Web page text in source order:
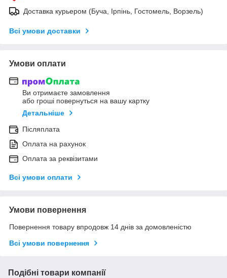
Доставка курьером (Буча, Ірпінь, Гостомель, Ворзель)
Всі умови доставки
Умови оплати
Ви отримаєте замовлення
або гроші повернуться на вашу картку
Детальніше
Післяплата
Оплата на рахунок
Оплата за реквізитами
Всі умови оплати
Умови повернення
Повернення товару впродовж 14 днів за домовленістю
Всі умови повернення
Подібні товари компанії